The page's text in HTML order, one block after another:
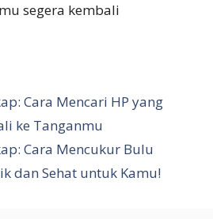
segera kembali
Cara Mencari HP yang
ke Tanganmu
Cara Mencukur Bulu
dan Sehat untuk Kamu!